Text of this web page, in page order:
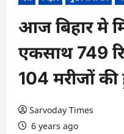
आज बिहार मे
एकसाथ 749
104 मरीजों की
Sarvoday Times
6 years ago